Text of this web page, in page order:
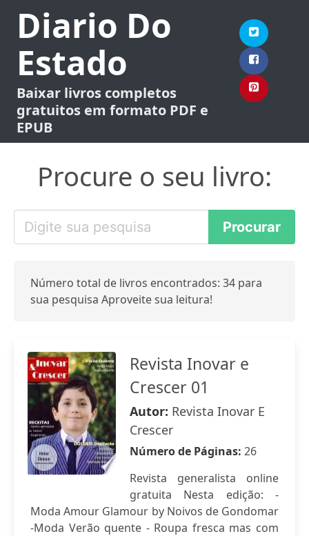
Diario Do
Estado
Baixar livros completos
gratuitos em formato PDF e
EPUB
Procure o seu livro:
Número total de livros encontrados: 34 para
sua pesquisa Aproveite sua leitura!
Revista Inovar e
Crescer 01
Autor: Revista Inovar E
Crescer
Número de Páginas: 26
Revista generalista online
gratuita Nesta edição: -
Moda Amour Glamour by Noivos de Gondomar
-Moda Verão quente - Roupa fresca mas com